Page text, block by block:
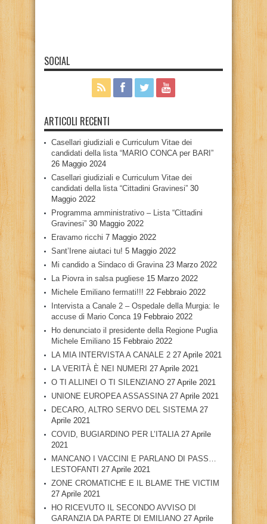
SOCIAL
ARTICOLI RECENTI
Casellari giudiziali e Curriculum Vitae dei
candidati della lista “MARIO CONCA per BARI”
26 Maggio 2024
Casellari giudiziali e Curriculum Vitae dei
candidati della lista “Cittadini Gravinesi” 30
Maggio 2022
Programma amministrativo – Lista “Cittadini
Gravinesi” 30 Maggio 2022
Eravamo ricchi 7 Maggio 2022
Sant’Irene aiutaci tu! 5 Maggio 2022
Mi candido a Sindaco di Gravina 23 Marzo 2022
La Piovra in salsa pugliese 15 Marzo 2022
Michele Emiliano fermati!!! 22 Febbraio 2022
Intervista a Canale 2 – Ospedale della Murgia: le
accuse di Mario Conca 19 Febbraio 2022
Ho denunciato il presidente della Regione Puglia
Michele Emiliano 15 Febbraio 2022
LA MIA INTERVISTA A CANALE 2 27 Aprile 2021
LA VERITÀ È NEI NUMERI 27 Aprile 2021
O TI ALLINEI O TI SILENZIANO 27 Aprile 2021
UNIONE EUROPEA ASSASSINA 27 Aprile 2021
DECARO, ALTRO SERVO DEL SISTEMA 27
Aprile 2021
COVID, BUGIARDINO PER L’ITALIA 27 Aprile
2021
MANCANO I VACCINI E PARLANO DI PASS…
LESTOFANTI 27 Aprile 2021
ZONE CROMATICHE E IL BLAME THE VICTIM
27 Aprile 2021
HO RICEVUTO IL SECONDO AVVISO DI
GARANZIA DA PARTE DI EMILIANO 27 Aprile